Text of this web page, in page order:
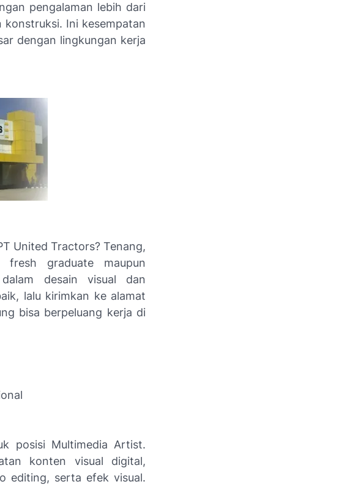
pengalaman lebih dari
Ini kesempatan
dengan lingkungan kerja
United Tractors? Tenang,
graduate maupun
desain visual dan
lalu kirimkan ke alamat
bisa berpeluang kerja di
posisi Multimedia Artist.
konten visual digital,
editing, serta efek visual.